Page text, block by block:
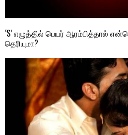
‘S’ எழுத்தில் பெயர் ஆரம்பித்தால்
தெரியுமா?